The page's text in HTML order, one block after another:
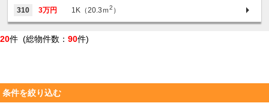
310 3万円 1K（20.3ｍ2 ）
20件 (総物件数： 90件)
条件を絞り込む